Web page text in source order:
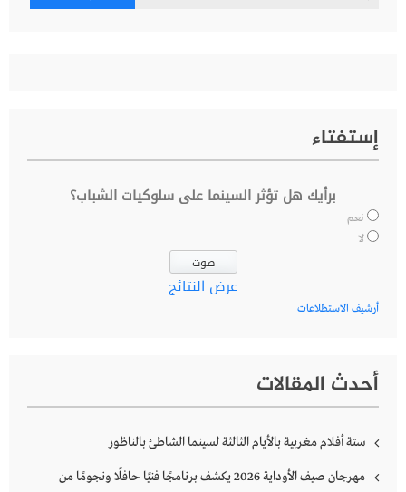
إستفتاء
برأيك هل تؤثر السينما على سلوكيات الشباب؟
نعم
لا
عرض النتائج
أرشيف الاستطلاعات
أحدث المقالات
ستة أفلام مغربية بالأيام الثالثة لسينما الشاطئ بالناظور
مهرجان صيف الأوداية 2026 يكشف برنامجًا فنيًا حافلًا ونجومًا من